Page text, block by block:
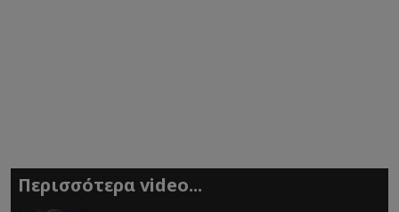
Περισσότερα video...